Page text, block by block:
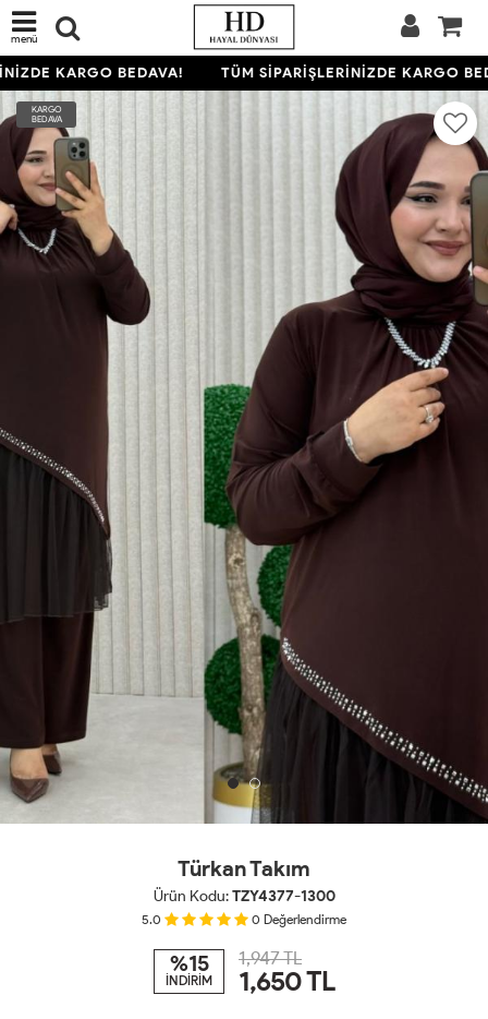
menü
KARGO BEDAVA! TÜM SİPARİŞLERİNİZDE KARGO
KARGO
BEDAVA
Türkan Takım
Ürün Kodu:TZY4377-1300
5.0 0 Değerlendirme
%15
İNDİRİM
1,947 TL
1,650TL